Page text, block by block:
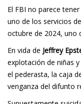
El FBI no parece
uno de los servicios
octubre de 2024, uno
En vida de Jeffrey
explotación de niñas
el pederasta, la caja
venganza del difunto